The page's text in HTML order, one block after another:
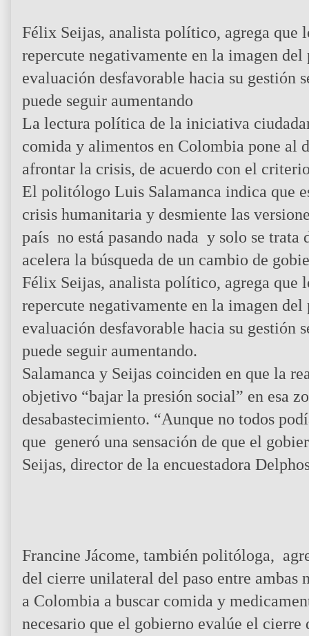
Félix Seijas, analista político, agrega que
repercute negativamente en la imagen
evaluación desfavorable hacia su gestión
puede seguir aumentando
La lectura política de la iniciativa
comida y alimentos en Colombia pone al
afrontar la crisis, de acuerdo con el
El politólogo Luis Salamanca indica que
crisis humanitaria y desmiente las
país no está pasando nada y solo se trata
acelera la búsqueda de un cambio de
Félix Seijas, analista político, agrega que
repercute negativamente en la imagen
evaluación desfavorable hacia su gestión
puede seguir aumentando.
Salamanca y Seijas coinciden en que la
objetivo “bajar la presión social” en esa
desabastecimiento. “Aunque no todos
que generó una sensación de que el
Seijas, director de la encuestadora
Francine Jácome, también politóloga,
del cierre unilateral del paso entre ambas
a Colombia a buscar comida y
necesario que el gobierno evalúe el